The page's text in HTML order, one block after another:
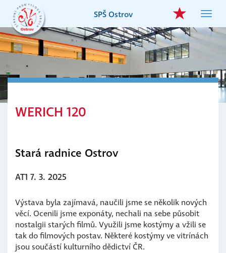
Přejít
hlavnímu
obsahu
SPŠ Ostrov
WERICH 120
Stará radnice Ostrov
AT1 7. 3. 2025
Výstava byla zajímavá, naučili jsme se několik nových
věcí. Ocenili jsme exponáty, nechali na sebe působit
nostalgii starých filmů. Využili jsme kostýmy a vžili se
tak do filmových postav. Některé kostýmy ve vitrínách
jsou součástí kulturního dědictví ČR.